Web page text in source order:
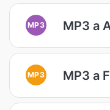
MP3 MP3 a
MP3 MP3 a